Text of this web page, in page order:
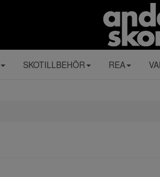
SKOTILLBEHÖR REA